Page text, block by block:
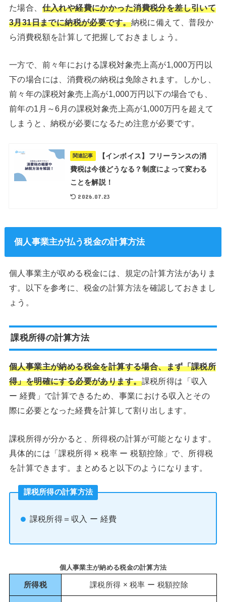
た場合、 仕入れや経費にかかった消費税分を差し引いて
3月31日までに納税が必要です。納税に備えて、普段か
ら消費税額を計算して把握しておきましょう。
一方で、前々年における課税対象売上高が1,000万円以
下の場合には、消費税の納税は免除されます。しかし、
前々年の課税対象売上高が1,000万円以下の場合でも、
前年の1月～6月の課税対象売上高が1,000万円を超えて
しまうと、納税が必要になるため注意が必要です。
関連記事
【インボイス】フリーランスの消
費税は今後どうなる？制度によって変わる
ことを解説！
2026.07.23
個人事業主が払う税金の計算方法
個人事業主が収める税金には、規定の計算方法がありま
す。以下を参考に、税金の計算方法を確認しておきまし
ょう。
課税所得の計算方法
個人事業主が納める税金を計算する場合、まず「課税所
得」を明確にする必要があります。課税所得は「収入
ー 経費」で計算できるため、事業における収入とその
際に必要となった経費を計算して割り出します。
課税所得が分かると、所得税の計算が可能となります。
具体的には「課税所得 × 税率 ー 税額控除」で、所得税
を計算できます。まとめると以下のようになります。
課税所得の計算方法
課税所得＝収入 ー 経費
個人事業主が納める税金の計算方法
所得税 課税所得 × 税率 ー 税額控除